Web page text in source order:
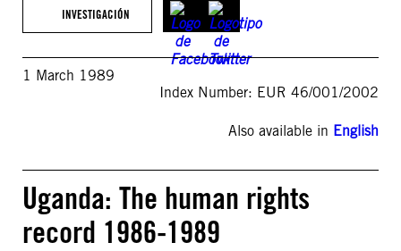
INVESTIGACIÓN
1 March 1989
Index Number: EUR 46/001/2002
Also available in English
Uganda: The human rights
record 1986-1989